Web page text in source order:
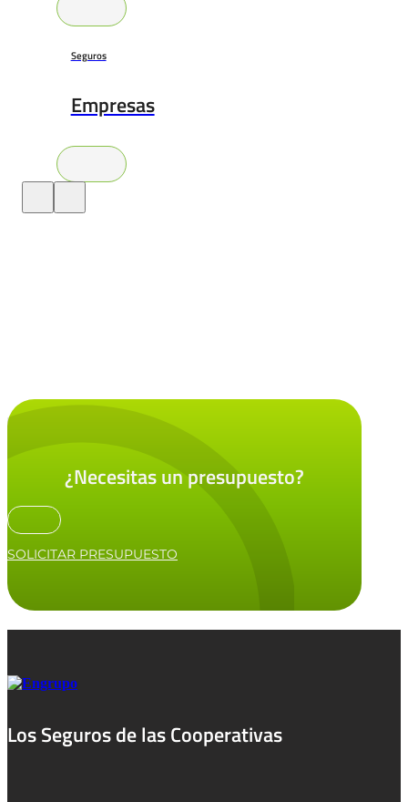
Seguros
Empresas
¿Necesitas un presupuesto?
SOLICITAR PRESUPUESTO
Los Seguros de las Cooperativas